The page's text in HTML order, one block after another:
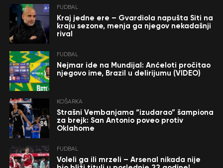
FUDBAL
Kraj jedne ere – Gvardiola napušta Siti na
kraju sezone, menja ga njegov nekadašnji
rival
FUDBAL
Nejmar ide na Mundijal: Anćeloti pročitao
njegovo ime, Brazil u delirijumu (VIDEO)
KOŠARKA
Strašni Vembanjama “izudarao” šampiona
za brejk: San Antonio poveo protiv
Oklahome
FUDBAL
Voleli ga ili mrzeli – Arsenal nikada nije